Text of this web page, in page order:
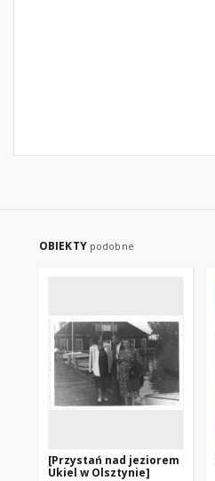
OBIEKTY podobne
[Przystań nad jeziorem
Ukiel w Olsztynie]